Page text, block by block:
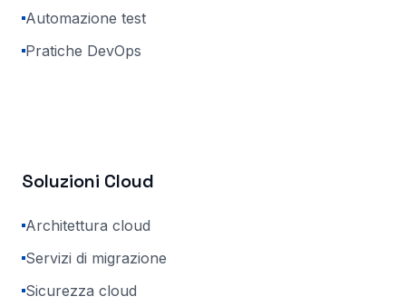
Automazione test
Pratiche DevOps
Soluzioni Cloud
Architettura cloud
Servizi di migrazione
Sicurezza cloud